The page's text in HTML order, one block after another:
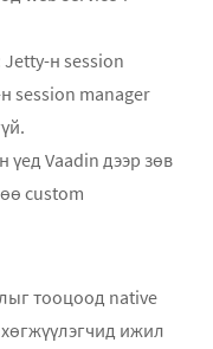
н session
session manager
үед Vaadin дээр зөв
custom
тооцоод native
ижил